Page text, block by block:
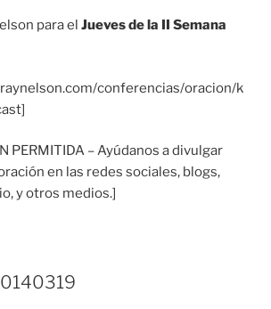
para el Jueves de la II Semana
conferencias/oracion/k
PERMITIDA – Ayúdanos a divulgar
en las redes sociales, blogs,
y otros medios.]